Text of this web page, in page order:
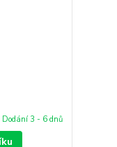
Dodání 3 - 6 dnů